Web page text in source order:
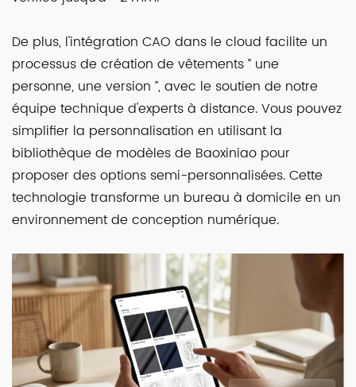
De plus, l'intégration CAO dans le cloud facilite un
processus de création de vêtements “ une
personne, une version ”, avec le soutien de notre
équipe technique d'experts à distance. Vous pouvez
simplifier la personnalisation en utilisant la
bibliothèque de modèles de Baoxiniao pour
proposer des options semi-personnalisées. Cette
technologie transforme un bureau à domicile en un
environnement de conception numérique.